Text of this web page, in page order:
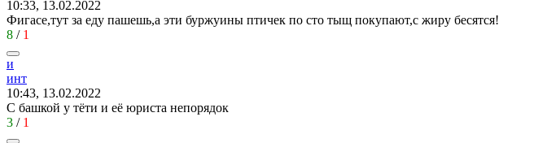
10:33, 13.02.2022
Фигасе,тут за еду пашешь,а эти буржуины птичек по сто тыщ покупают,с жиру бесятся!
8 / 1
и
инт
10:43, 13.02.2022
С башкой у тёти и её юриста непорядок
3 / 1